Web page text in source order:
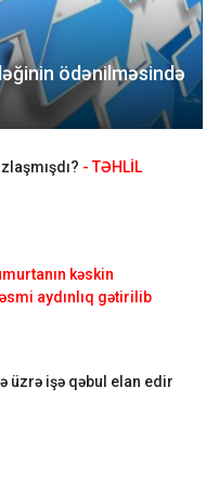
ödənilməsində
- TƏHLİL
kəskin
aydınlıq gətirilib
üzrə işə qəbul elan edir